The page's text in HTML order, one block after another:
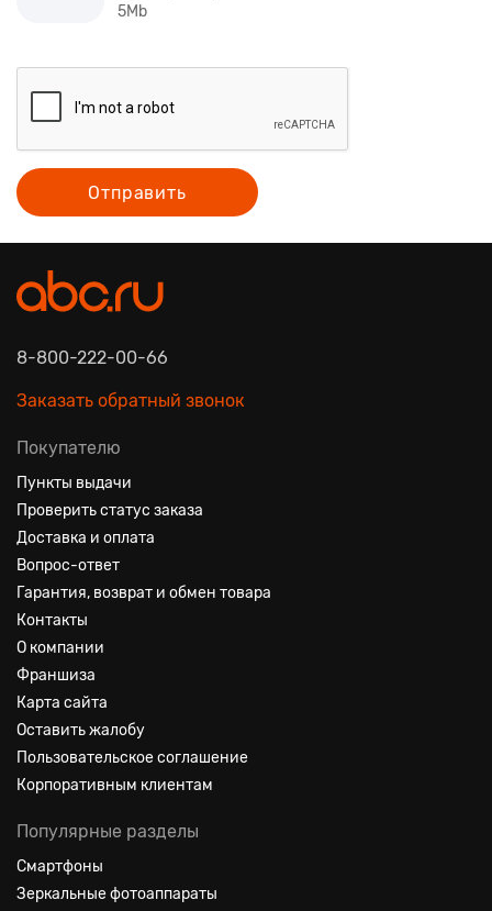
5Mb
Отправить
8-800-222-00-66
Заказать обратный звонок
Покупателю
Пункты выдачи
Проверить статус заказа
Доставка и оплата
Вопрос-ответ
Гарантия, возврат и обмен товара
Контакты
О компании
Франшиза
Карта сайта
Оставить жалобу
Пользовательское соглашение
Корпоративным клиентам
Популярные разделы
Смартфоны
Зеркальные фотоаппараты